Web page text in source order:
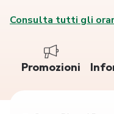
Consulta tutti gli
Promozioni